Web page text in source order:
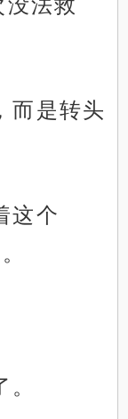
法救
而是转头
这个